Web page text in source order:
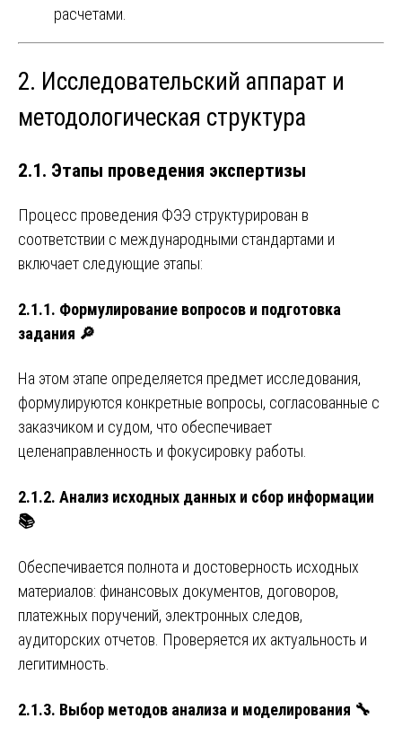
расчетами.
2. Исследовательский аппарат и
методологическая структура
2.1. Этапы проведения экспертизы
Процесс проведения ФЭЭ структурирован в
соответствии с международными стандартами и
включает следующие этапы:
2.1.1. Формулирование вопросов и подготовка
задания 🔎
На этом этапе определяется предмет исследования,
формулируются конкретные вопросы, согласованные с
заказчиком и судом, что обеспечивает
целенаправленность и фокусировку работы.
2.1.2. Анализ исходных данных и сбор информации
📚
Обеспечивается полнота и достоверность исходных
материалов: финансовых документов, договоров,
платежных поручений, электронных следов,
аудиторских отчетов. Проверяется их актуальность и
легитимность.
2.1.3. Выбор методов анализа и моделирования 🔧